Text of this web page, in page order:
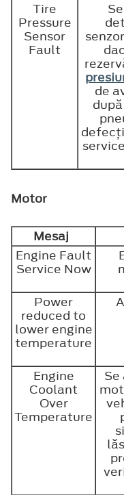
Tire
Pressure
Sensor
Fault
de
Motor
Mesaj
Engine Fault
Service Now
Power
reduced to
lower engine
temperature
Engine
Coolant
Over
Temperature